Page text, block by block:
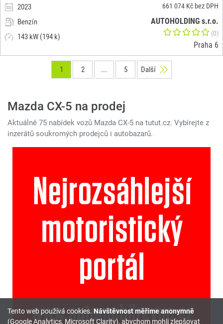
2023
Benzín
143 kW (194 k)
661 074 Kč bez DPH
AUTOHOLDING s.r.o.
(0)
Praha 6
1 2 ... 5 Další
Mazda CX-5 na prodej
Aktuálně 75 nabídek vozů Mazda CX-5 na tutut.cz. Vybírejte z
inzerátů soukromých prodejců i autobazarů.
Tento web používá cookies. Návštěvnost měříme anonymně
(Google Analytics, Microsoft Clarity), abychom mohli zlepšovat